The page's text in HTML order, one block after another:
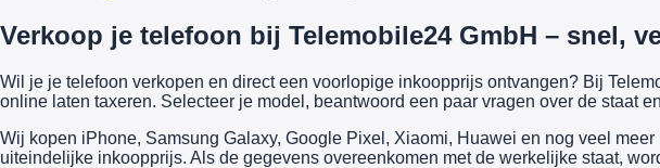
Verkoop je telefoon bij Telemobile24 GmbH – snel,
Wil je je telefoon verkopen en direct een voorlopige inkoopprijs ontvangen? Bij
online laten taxeren. Selecteer je model, beantwoord een paar vragen over de staat
Wij kopen iPhone, Samsung Galaxy, Google Pixel, Xiaomi, Huawei en nog veel
uiteindelijke inkoopprijs. Als de gegevens overeenkomen met de werkelijke staat,